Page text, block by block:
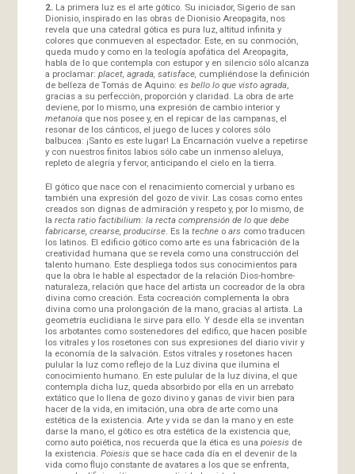
2. La primera luz es el arte gótico. Su iniciador, Sigerio de san
Dionisio, inspirado en las obras de Dionisio Areopagita, nos
revela que una catedral gótica es pura luz, altitud infinita y
colores que conmueven al espectador. Este, en su conmoción,
queda mudo y como en la teología apofática del Areopagita,
habla de lo que contempla con estupor y en silencio sólo alcanza
a proclamar: placet, agrada, satisface, cumpliéndose la definición
de belleza de Tomás de Aquino: es bello lo que visto agrada,
gracias a su perfección, proporción y claridad. La obra de arte
deviene, por lo mismo, una expresión de cambio interior y
metanoiaque nos posee y, en el repicar de las campanas, el
resonar de los cánticos, el juego de luces y colores sólo
balbucea: ¡Santo es este lugar! La Encarnación vuelve a repetirse
y con nuestros finitos labios sólo cabe un inmenso aleluya,
repleto de alegría y fervor, anticipando el cielo en la tierra.
El gótico que nace con el renacimiento comercial y urbano es
también una expresión del gozo de vivir. Las cosas como entes
creados son dignas de admiración y respeto y, por lo mismo, de
la recta ratio factibilium: la recta comprensión de lo que debe
fabricarse, crearse, producirse. Es la techneo ars como traducen
los latinos. El edificio gótico como arte es una fabricación de la
creatividad humana que se revela como una construcción del
talento humano. Este despliega todos sus conocimientos para
que la obra le hable al espectador de la relación Dios-hombre-
naturaleza, relación que hace del artista un cocreador de la obra
divina como creación. Esta cocreación complementa la obra
divina como una prolongación de la mano, gracias al artista. La
geometría euclidiana le sirve para ello. Y desde ella se inventan
los arbotantes como sostenedores del edifico, que hacen posible
los vitrales y los rosetones con sus expresiones del diario vivir y
la economía de la salvación. Estos vitrales y rosetones hacen
pulular la luz como reflejo de la Luz divina que ilumina el
conocimiento humano. En este pulular de la luz divina, el que
contempla dicha luz, queda absorbido por ella en un arrebato
extático que lo llena de gozo divino y ganas de vivir bien para
hacer de la vida, en imitación, una obra de arte como una
estética de la existencia. Arte y vida se dan la mano y en este
darse la mano, el gótico es otra estética de la existencia que,
como auto poiética, nos recuerda que la ética es una poiesis de
la existencia. Poiesis que se hace cada día en el devenir de la
vida como flujo constante de avatares a los que se enfrenta,